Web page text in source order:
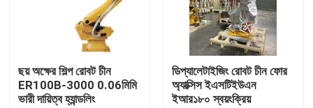
ছয় অক্ষের শিল্প রোবট চীন
ER100B-3000 0.06মিমি
ভারী দায়িত্ব হ্যান্ডলিং
ডিপ্যালেটাইজিং রোবট চীন ফোর
অ্যাক্সিস ইএসটিইউএন
ইআর১৮০ স্বয়ংক্রিয়